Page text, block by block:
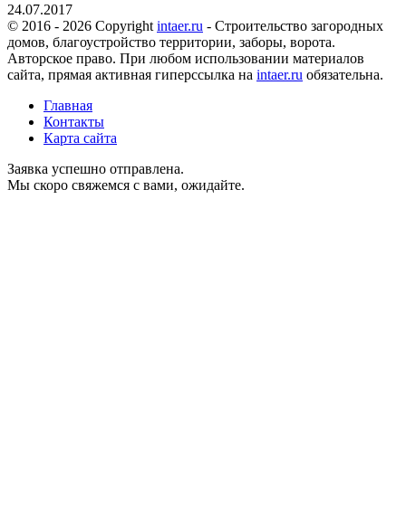
24.07.2017
© 2016 - 2026 Copyright intaer.ru - Cтроительство загородных
домов, благоустройство территории, заборы, ворота.
Авторское право. При любом использовании материалов
сайта, прямая активная гиперссылка на intaer.ru обязательна.
Главная
Контакты
Карта сайта
Заявка успешно отправлена.
Мы скоро свяжемся с вами, ожидайте.